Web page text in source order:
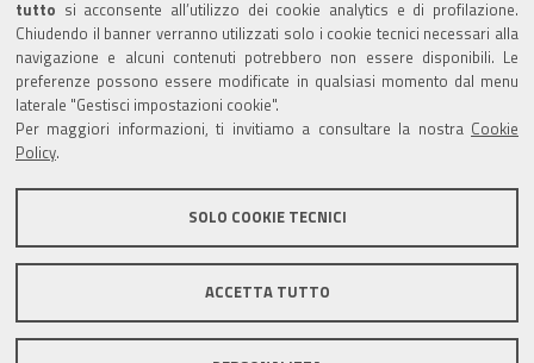
tutto si acconsente all’utilizzo dei cookie analytics e di profilazione.
Chiudendo il banner verranno utilizzati solo i cookie tecnici necessari alla
navigazione e alcuni contenuti potrebbero non essere disponibili. Le
preferenze possono essere modificate in qualsiasi momento dal menu
laterale "Gestisci impostazioni cookie".
Per maggiori informazioni, ti invitiamo a consultare la nostra Cookie
Policy
SOLO COOKIE TECNICI
ACCETTA TUTTO
Albo Camerale
Pubblicità Legale
Area riservata Amministratori
Informativa generale
Informative privacy
Accessibilità
Note legali